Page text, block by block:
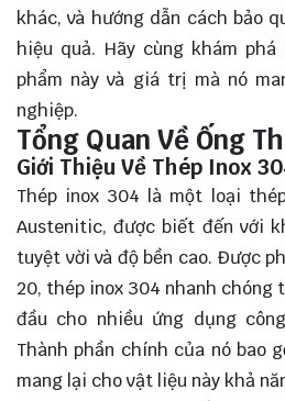
khác, và hướng dẫn cách bảo
hiệu quả. Hãy cùng khám phá
phẩm này và giá trị mà nó
nghiệp.
Tổng Quan Về Ống
Giới Thiệu Về Thép Inox
Thép inox 304 là một loại
Austenitic, được biết đến với
tuyệt vời và độ bền cao. Được
20, thép inox 304 nhanh chóng
đầu cho nhiều ứng dụng
Thành phần chính của nó bao
mang lại cho vật liệu này khả